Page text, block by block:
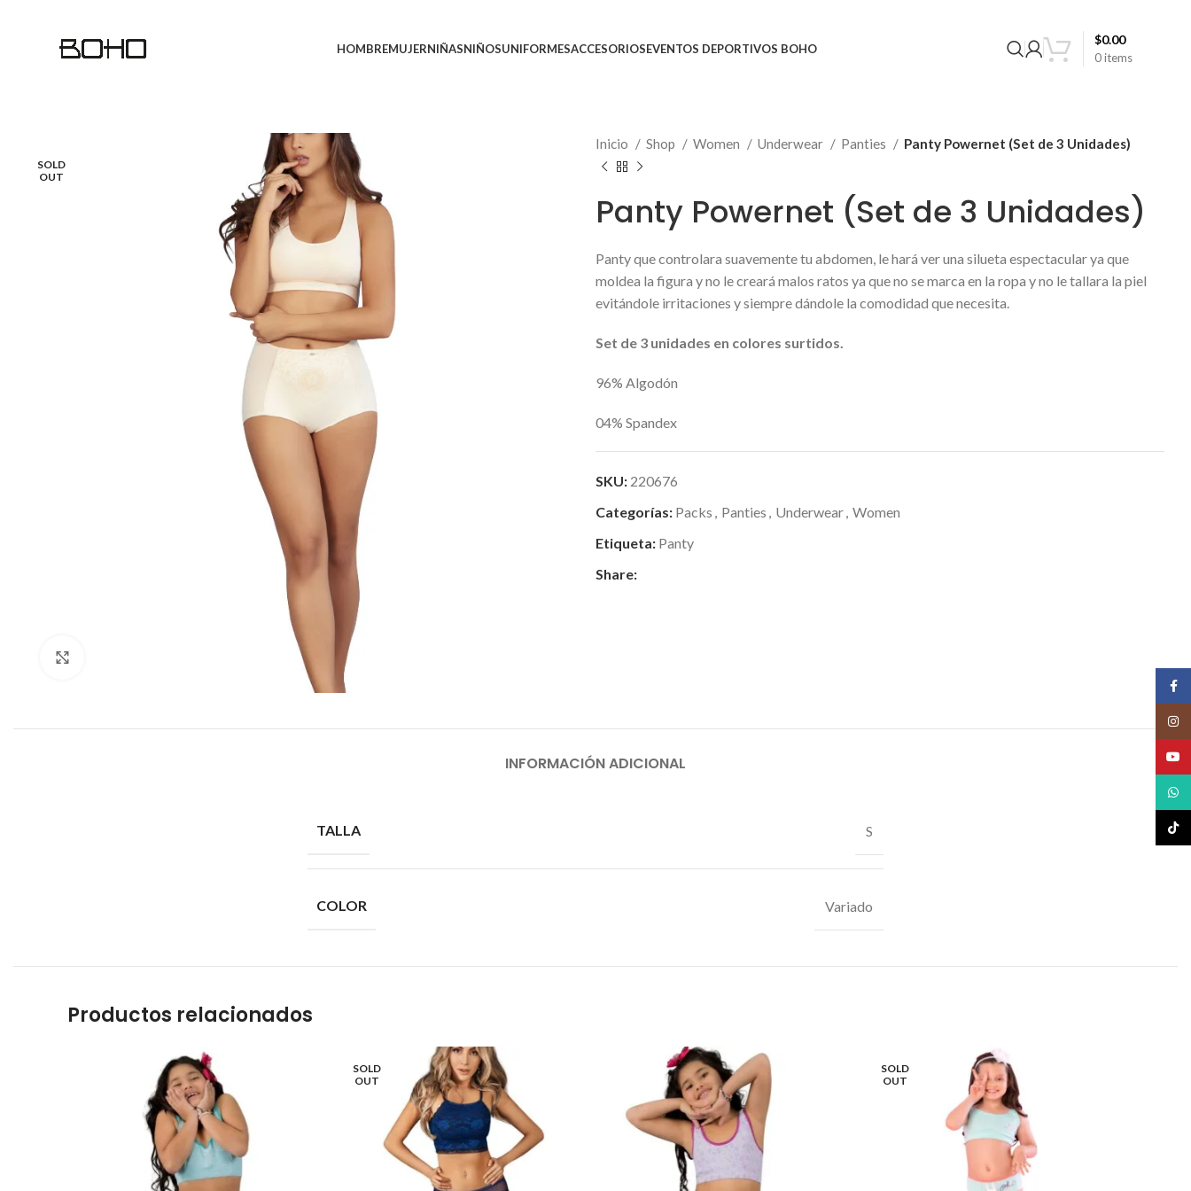
HOMBREMUJERNIÑASNIÑOSUNIFORMESACCESORIOSEVENTOS DEPORTIVOS BOHO
0items
$0.00
SOLD
OUT
Inicio Shop Women Underwear Panties Panty Powernet (Set de 3 Unidades)
Panty Powernet (Set de 3 Unidades)
Panty que controlara suavemente tu abdomen, le hará ver una silueta espectacular ya que
moldea la figura y no le creará malos ratos ya que no se marca en la ropa y no le tallara la piel
evitándole irritaciones y siempre dándole la comodidad que necesita.
Set de 3 unidades en colores surtidos.
96% Algodón
04% Spandex
SKU: 220676
Categorías: Packs , Panties , Underwear, Women
Etiqueta: Panty
Share:
INFORMACIÓN ADICIONAL
TALLA S
COLOR Variado
Productos relacionados
SOLD
OUT
SOLD
OUT